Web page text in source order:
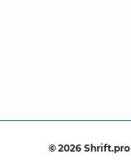
© 2026 Shrift.pro